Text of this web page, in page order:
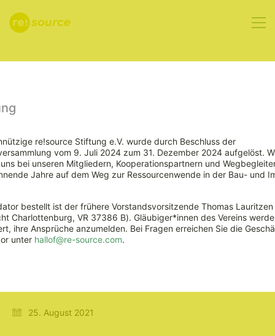
Erweiterter
für
nachhaltiges
25. August 2021
re!source Stiftung e.V. wurde durch Beschluss der
vom 9. Juli 2024 zum 31. Dezember 2024 aufgelöst.
bei unseren Mitgliedern, Kooperationspartnern und
Jahre auf dem Weg zur Ressourcenwende in der Bau- und
bestellt ist der frühere Vorstandsvorsitzende Thomas Lauritzen
Charlottenburg, VR 37386 B). Gläubiger*innen des Vereins
ihre Ansprüche anzumelden. Bei Fragen erreichen Sie die
unter hallof@re-source.com.